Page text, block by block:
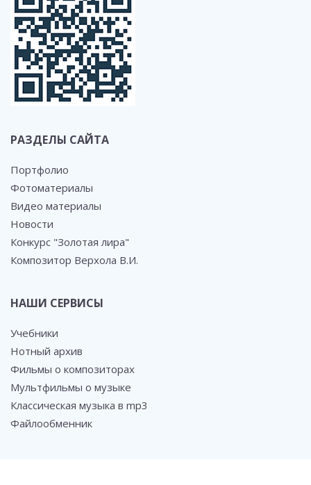
РАЗДЕЛЫ САЙТА
Портфолио
Фотоматериалы
Видео материалы
Новости
Конкурс "Золотая лира"
Композитор Верхола В.И.
НАШИ СЕРВИСЫ
Учебники
Нотный архив
Фильмы о композиторах
Мультфильмы о музыке
Классическая музыка в mp3
Файлообменник